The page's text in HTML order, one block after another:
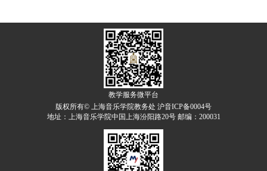
教学服务微平台
版权所有© 上海音乐学院教务处 沪音ICP备0004号
地址：上海音乐学院中国上海汾阳路20号 邮编：200031